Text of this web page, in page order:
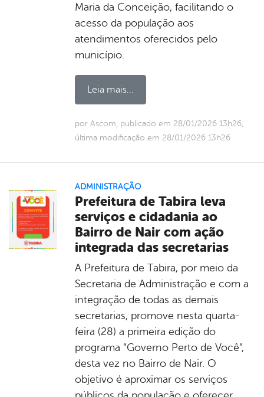
Maria da Conceição, facilitando o
acesso da população aos
atendimentos oferecidos pelo
município.
Leia mais...
por Ascom, publicado em 28/01/2026 13h26,
última modificação em 28/01/2026 13h26
ADMINISTRAÇÃO
Prefeitura de Tabira leva
serviços e cidadania ao
Bairro de Nair com ação
integrada das secretarias
A Prefeitura de Tabira, por meio da
Secretaria de Administração e com a
integração de todas as demais
secretarias, promove nesta quarta-
feira (28) a primeira edição do
programa “Governo Perto de Você”,
desta vez no Bairro de Nair. O
objetivo é aproximar os serviços